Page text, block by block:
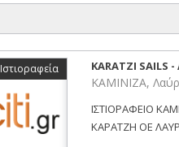
Ιστιοραφεία KARATZI
ΚΑΜΙΝΙΖΑ,
ΙΣΤΙΟΡΑΦΕΙΟ
ΚΑΡΑΤΖΗ ΟΕ